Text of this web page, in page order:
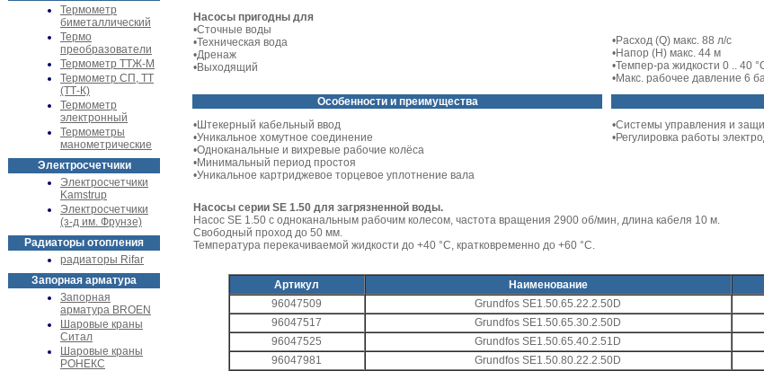
Термометр
биметаллический
Термо
преобразователи
Термометр ТТЖ-М
Термометр СП, ТТ
(ТТ-К)
Термометр
электронный
Термометры
манометрические
Электросчетчики
Электросчетчики
Kamstrup
Электросчетчики
(з-д им. Фрунзе)
Радиаторы отопления
радиаторы Rifar
Запорная арматура
Запорная
арматура BROEN
Шаровые краны
Ситал
Шаровые краны
РОНЕКС
Насосы пригодны для
•Сточные воды
•Техническая вода
•Дренаж
•Выходящий
•Расход (Q) макс. 88 л/с
•Напор (Н) макс. 44 м
•Темпер-ра жидкости 0 .. 40
•Макс. рабочее давление 6
Особенности и преимущества
•Штекерный кабельный ввод
•Уникальное хомутное соединение
•Одноканальные и вихревые рабочие колёса
•Минимальный период простоя
•Уникальное картриджевое торцевое уплотнение вала
•Системы управления и
•Регулировка работы
Насосы серии SE 1.50 для загрязненной воды.
Насос SE 1.50 с одноканальным рабочим колесом, частота вращения 2900 об/мин, длина кабеля 10 м.
Свободный проход до 50 мм.
Температура перекачиваемой жидкости до +40 °C, кратковременно до +60 °C.
Артикул Наименование
96047509
Grundfos SE1.50.65.22.2.50D
96047517
Grundfos SE1.50.65.30.2.50D
96047525
Grundfos SE1.50.65.40.2.51D
96047981
Grundfos SE1.50.80.22.2.50D